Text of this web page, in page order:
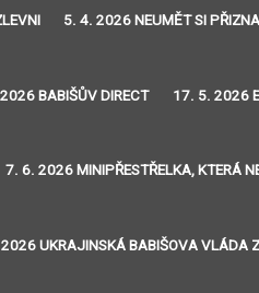
5. 4. 2026 NEUMĚT SI
BABIŠŮV DIRECT 17. 5. 2026
7. 6. 2026 MINIPŘESTŘELKA, KTERÁ
UKRAJINSKÁ BABIŠOVA VLÁDA